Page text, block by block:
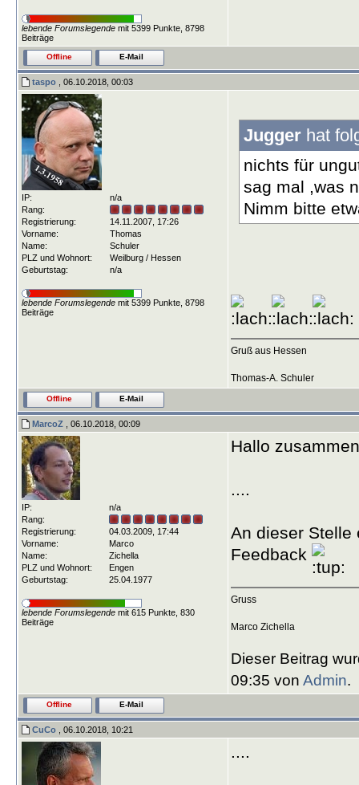
lebende Forumslegende mit 5399 Punkte, 8798
Beiträge
Offline E-Mail
taspo , 06.10.2018, 00:03
IP:
n/a
Rang:
Registrierung:
14.11.2007, 17:26
Vorname:
Thomas
Name:
Schuler
PLZ und Wohnort:
Weilburg / Hessen
Geburtstag:
n/a
lebende Forumslegende mit 5399 Punkte, 8798
Beiträge
Jugger hat
nichts für
sag mal ,was
Nimm bitte
Gruß aus Hessen
Thomas-A. Schuler
Offline E-Mail
MarcoZ , 06.10.2018, 00:09
IP:
n/a
Rang:
Registrierung:
04.03.2009, 17:44
Vorname:
Marco
Name:
Zichella
PLZ und Wohnort:
Engen
Geburtstag:
25.04.1977
lebende Forumslegende mit 615 Punkte, 830
Beiträge
Hallo
....
An dieser Stelle
Feedback
Gruss
Marco Zichella
Dieser Beitrag
09:35 von Admin.
Offline E-Mail
CuCo , 06.10.2018, 10:21
....